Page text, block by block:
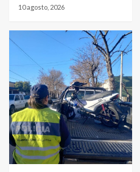
10 agosto, 2026